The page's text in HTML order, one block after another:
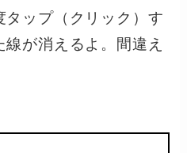
ップ（クリック）す
が消えるよ。間違え